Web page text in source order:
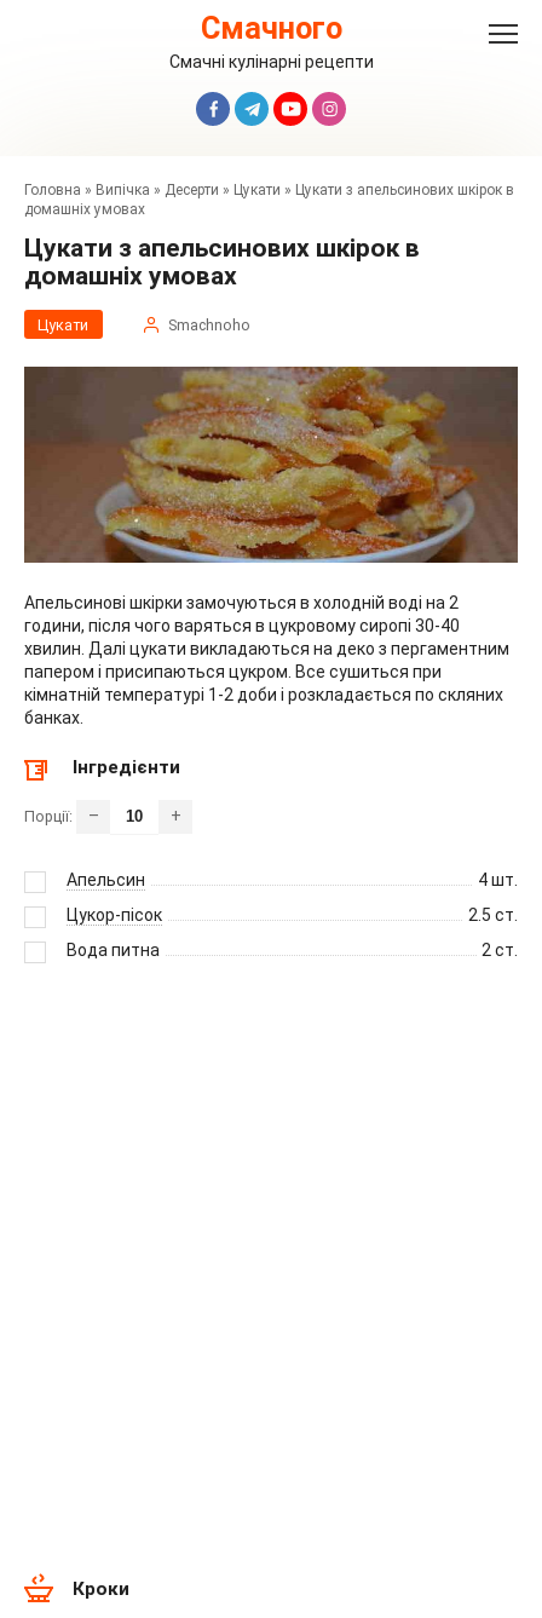
Смачного
Смачні кулінарні рецепти
Головна » Випічка » Десерти » Цукати » Цукати з апельсинових шкірок в
домашніх умовах
Цукати з апельсинових шкірок в
домашніх умовах
Цукати Smachnoho
Апельсинові шкірки замочуються в холодній воді на 2
години, після чого варяться в цукровому сиропі 30-40
хвилин. Далі цукати викладаються на деко з пергаментним
папером і присипаються цукром. Все сушиться при
кімнатній температурі 1-2 доби і розкладається по скляних
банках.
Інгредієнти
Порції: – +
Апельсин 4шт.
Цукор-пісок
2.5 ст.
Вода питна
2 ст.
Кроки